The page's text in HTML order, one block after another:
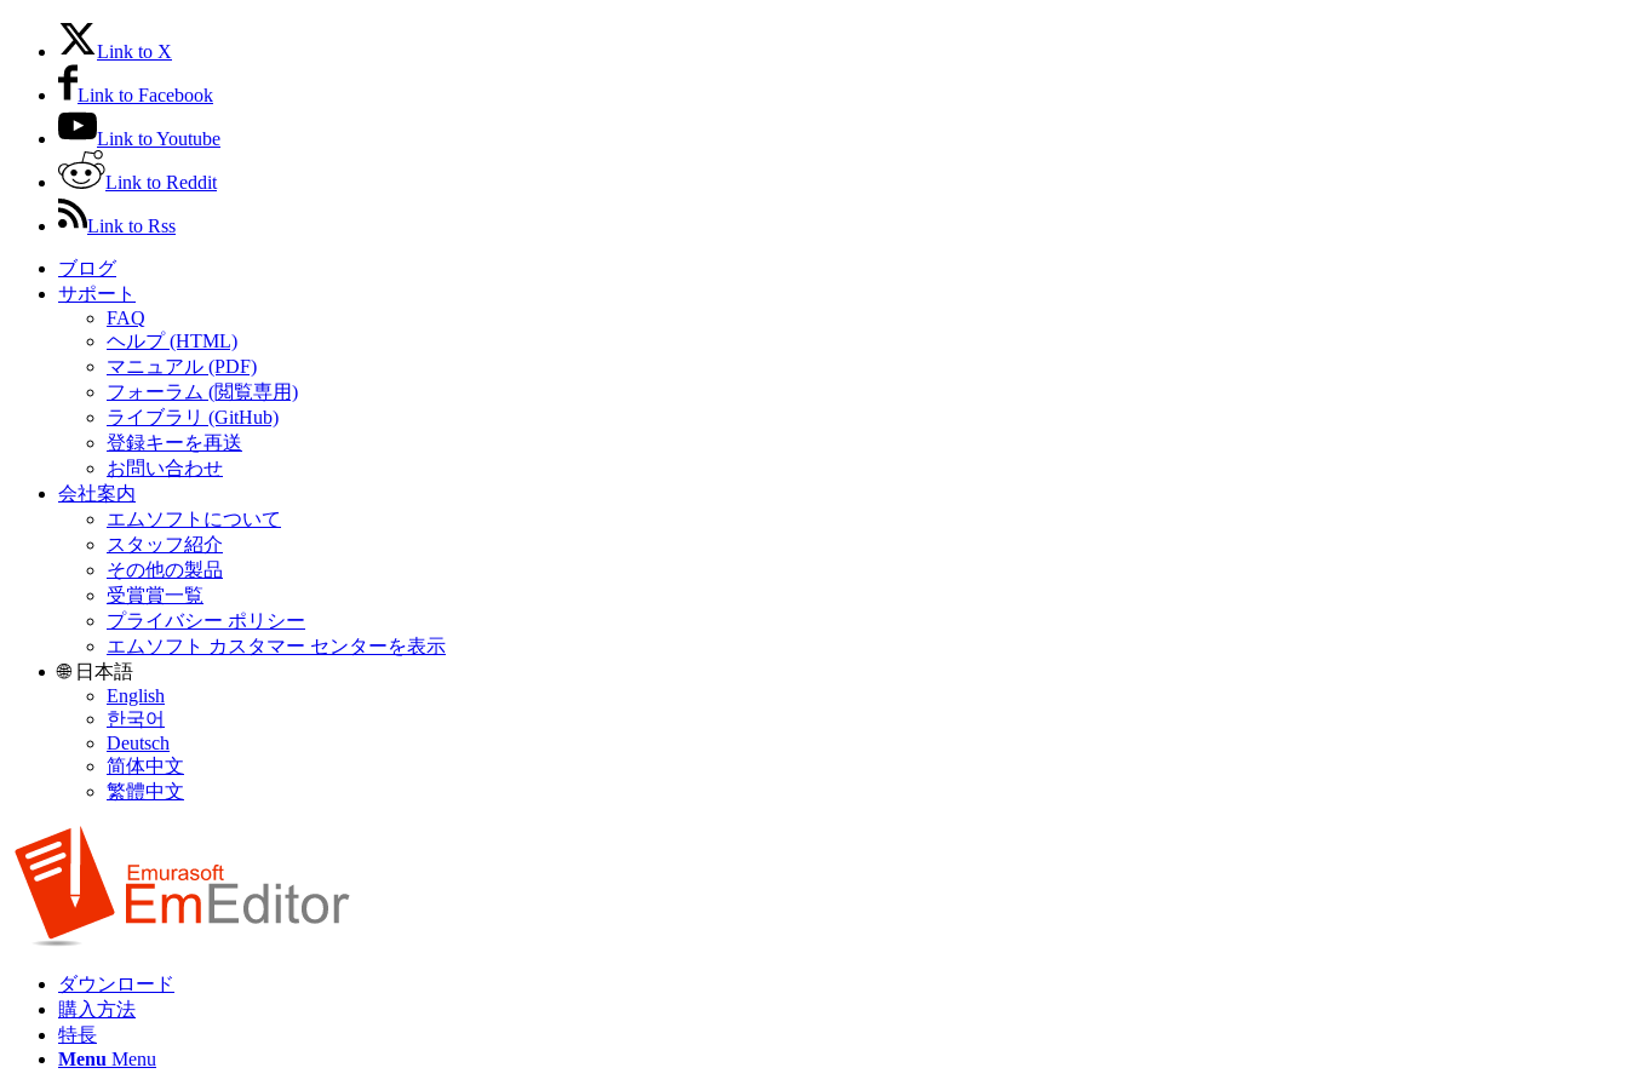
Link to X
Link to Facebook
Link to Youtube
Link to Reddit
Link to Rss
ブログ
サポート
FAQ
ヘルプ (HTML)
マニュアル (PDF)
フォーラム (閲覧専用)
ライブラリ (GitHub)
登録キーを再送
お問い合わせ
会社案内
エムソフトについて
スタッフ紹介
その他の製品
受賞賞一覧
プライバシー ポリシー
エムソフト カスタマー センターを表示
🌐 日本語
English
한국어
Deutsch
简体中文
繁體中文
ダウンロード
購入方法
特長
Menu Menu